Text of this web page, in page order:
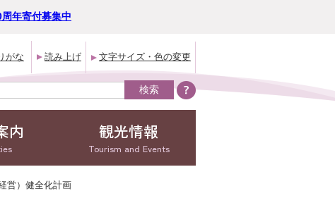
年寄付募集中
がな 読み上げ 文字サイズ・色の変更
内 観光情報
Tourism and Events
営）健全化計画